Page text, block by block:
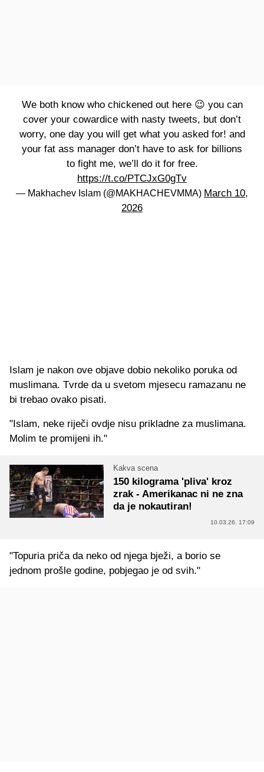
We both know who chickened out here 😉 you can
cover your cowardice with nasty tweets, but don’t
worry, one day you will get what you asked for! and
your fat ass manager don’t have to ask for billions
to fight me, we’ll do it for free.
https://t.co/PTCJxG0gTv
— Makhachev Islam (@MAKHACHEVMMA) March 10,
2026
Islam je nakon ove objave dobio nekoliko poruka od
muslimana. Tvrde da u svetom mjesecu ramazanu ne
bi trebao ovako pisati.
"Islam, neke riječi ovdje nisu prikladne za muslimana.
Molim te promijeni ih."
Kakva scena
150 kilograma 'pliva' kroz
zrak - Amerikanac ni ne zna
da je nokautiran!
10.03.26. 17:09
"Topuria priča da neko od njega bježi, a borio se
jednom prošle godine, pobjegao je od svih."